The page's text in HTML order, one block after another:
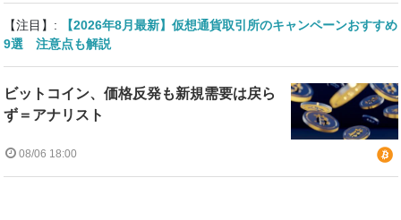
【注目】:
【2026年8月最新】仮想通貨取引所のキャンペーンおすすめ
9選 注意点も解説
ビットコイン、価格反発も新規需要は戻ら
ず＝アナリスト
08/06 18:00